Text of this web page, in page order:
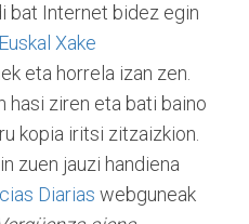
bat Internet bidez egin
Euskal Xake
eta horrela izan zen.
hasi ziren eta bati baino
kopia iritsi zitzaizkion.
zuen jauzi handiena
Diarias webguneak